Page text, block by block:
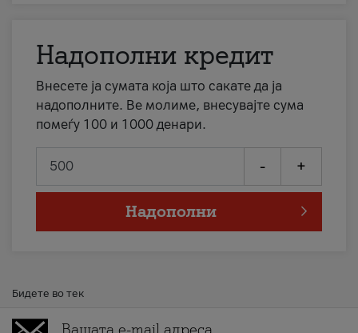
Надополни кредит
Внесете ја сумата која што сакате да ја
надополните. Ве молиме, внесувајте сума
помеѓу 100 и 1000 денари.
- +
Надополни
Бидете во тек